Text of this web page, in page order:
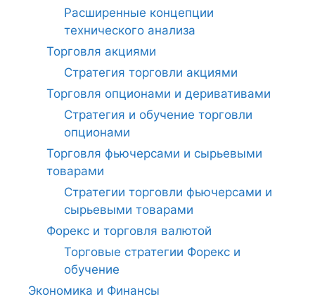
Расширенные концепции
технического анализа
Торговля акциями
Стратегия торговли акциями
Торговля опционами и деривативами
Стратегия и обучение торговли
опционами
Торговля фьючерсами и сырьевыми
товарами
Стратегии торговли фьючерсами и
сырьевыми товарами
Форекс и торговля валютой
Торговые стратегии Форекс и
обучение
Экономика и Финансы